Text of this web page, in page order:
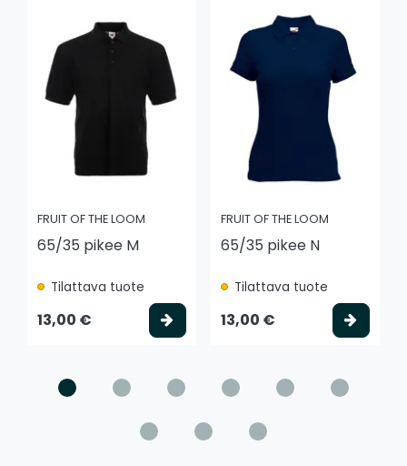
FRUIT OF THE LOOM
65/35 pikee M
Tilattava tuote
13,00 € Valitse vaihtoehto
FRUIT OF THE LOOM
65/35 pikee N
Tilattava tuote
13,00 €